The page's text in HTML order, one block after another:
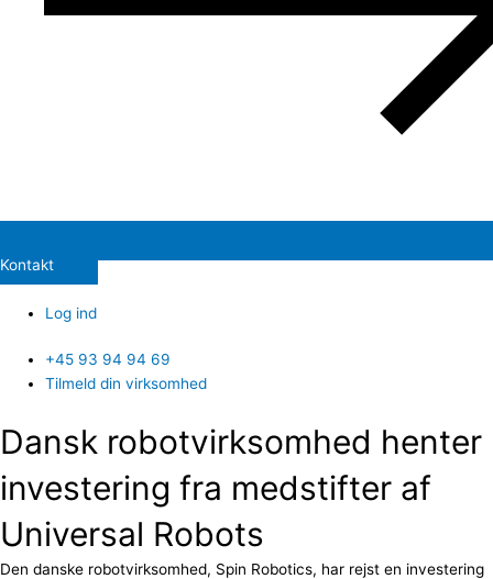
Kontakt
Log ind
+45 93 94 94 69
Tilmeld din virksomhed
Dansk robotvirksomhed henter
investering fra medstifter af
Universal Robots
Den danske robotvirksomhed, Spin Robotics, har rejst en investering